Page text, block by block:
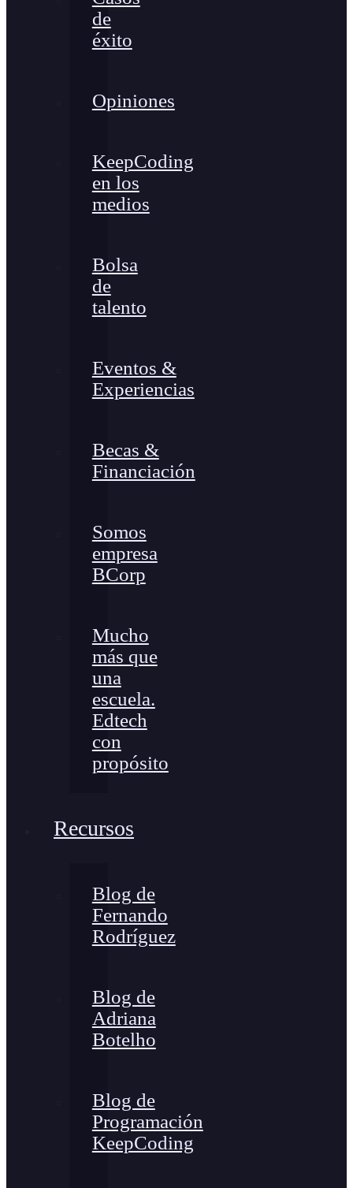
de
éxito
Opiniones
KeepCoding
en los
medios
Bolsa
de
talento
Eventos &
Experiencias
Becas &
Financiación
Somos
empresa
BCorp
Mucho
más que
una
escuela.
Edtech
con
propósito
Recursos
Blog de
Fernando
Rodríguez
Blog de
Adriana
Botelho
Blog de
Programación
KeepCoding